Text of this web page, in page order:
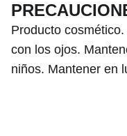
Producto
con los ojos.
niños. Mantener en